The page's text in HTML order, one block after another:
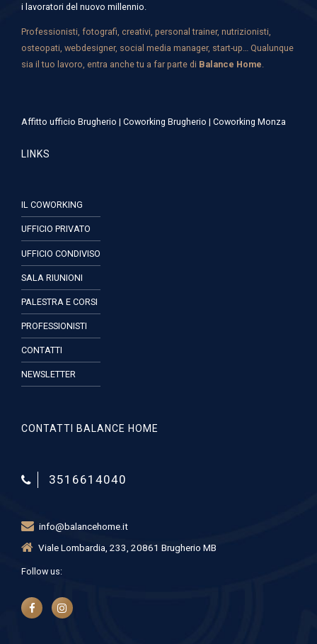
i lavoratori del nuovo millennio.
Professionisti, fotografi, creativi, personal trainer, nutrizionisti,
osteopati, webdesigner, social media manager, start-up… Qualunque
sia il tuo lavoro, entra anche tu a far parte di Balance Home.
Affitto ufficio Brugherio | Coworking Brugherio | Coworking Monza
LINKS
IL COWORKING
UFFICIO PRIVATO
UFFICIO CONDIVISO
SALA RIUNIONI
PALESTRA E CORSI
PROFESSIONISTI
CONTATTI
NEWSLETTER
CONTATTI BALANCE HOME
3516614040
info@balancehome.it
Viale Lombardia, 233, 20861 Brugherio MB
Follow us: